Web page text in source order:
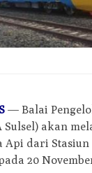
— Balai
Sulsel) akan
Api dari
20